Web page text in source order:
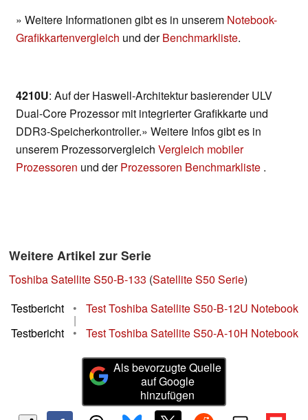
» Weitere Informationen gibt es in unserem Notebook-
Grafikkartenvergleich und derBenchmarkliste.
4210U: Auf der Haswell-Architektur basierender ULV
Dual-Core Prozessor mit integrierter Grafikkarte und
DDR3-Speicherkontroller.» Weitere Infos gibt es in
unserem Prozessorvergleich Vergleich mobiler
Prozessoren und derProzessoren Benchmarkliste .
Weitere Artikel zur Serie
Toshiba Satellite S50-B-133 (Satellite S50 Serie)
Testbericht
• Test Toshiba Satellite S50-B-12U Notebook
|
Testbericht
• Test Toshiba Satellite S50-A-10H Notebook
Als bevorzugte Quelle
auf Google
hinzufügen